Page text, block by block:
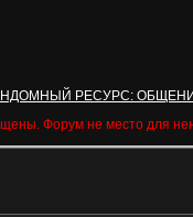
РЕСУРС:
Форум не место для